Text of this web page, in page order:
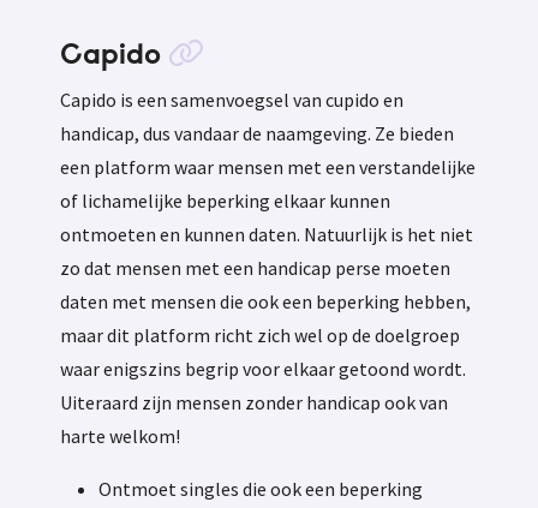
Capido
Capido is een samenvoegsel van cupido en
handicap, dus vandaar de naamgeving. Ze bieden
een platform waar mensen met een verstandelijke
of lichamelijke beperking elkaar kunnen
ontmoeten en kunnen daten. Natuurlijk is het niet
zo dat mensen met een handicap perse moeten
daten met mensen die ook een beperking hebben,
maar dit platform richt zich wel op de doelgroep
waar enigszins begrip voor elkaar getoond wordt.
Uiteraard zijn mensen zonder handicap ook van
harte welkom!
Ontmoet singles die ook een beperking